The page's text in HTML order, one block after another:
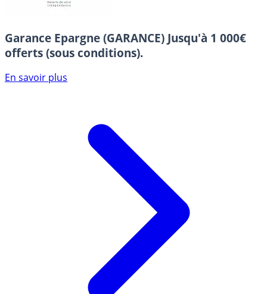
Garance Epargne (GARANCE) Jusqu'à 1 000€
offerts (sous conditions).
En savoir plus